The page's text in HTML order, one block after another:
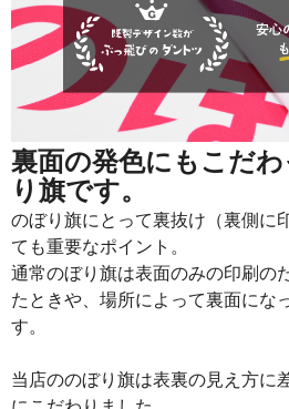
22 919
917
24 915
25 913
26
27 909
28 907
29 905
31
裏面の発色にもこだ
り旗です。
のぼり旗にとって裏抜け（裏側に
ても重要なポイント。
通常のぼり旗は表面のみの印刷の
たときや、場所によって裏面にな
す。
当店ののぼり旗は表裏の見え方に